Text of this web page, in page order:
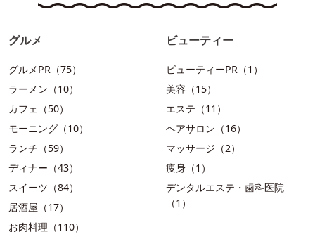
グルメ
グルメPR（75）
ラーメン（10）
カフェ（50）
モーニング（10）
ランチ（59）
ディナー（43）
スイーツ（84）
居酒屋（17）
お肉料理（110）
ビューティー
ビューティーPR（1）
美容（15）
エステ（11）
ヘアサロン（16）
マッサージ（2）
痩身（1）
デンタルエステ・歯科医院
（1）